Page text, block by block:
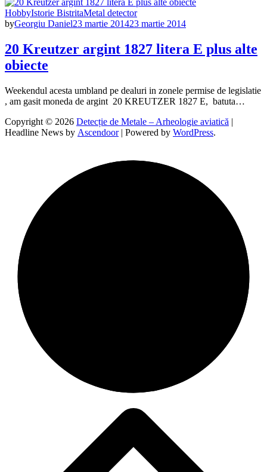
HobbyIstorie BistritaMetal detector
byGeorgiu Daniel23 martie 201423 martie 2014
20 Kreutzer argint 1827 litera E plus alte
obiecte
Weekendul acesta umbland pe dealuri in zonele permise de legislatie
, am gasit moneda de argint 20 KREUTZER 1827 E, batuta…
Copyright © 2026 Detecție de Metale – Arheologie aviatică |
Headline News by Ascendoor| Powered by WordPress.